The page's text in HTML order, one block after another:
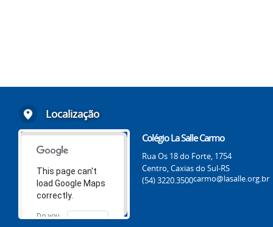
Localização
This page can't
load Google Maps
correctly.
Do you
OK
Colégio La Salle Carmo
Rua Os 18 do Forte, 1754
Centro, Caxias do Sul-RS
(54) 3220.3500carmo@lasalle.org.br